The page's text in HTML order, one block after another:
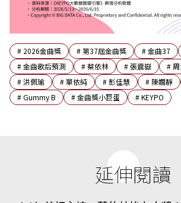
# 2026金曲獎 #第37屆金曲獎 #金曲37
#金曲歌后預測 #蔡依林 #張震嶽 #
#洪佩瑜 #單依純 #彭佳慧 # 陳嫺靜
#Gummy B #金曲獎小巨蛋 #KEYPO
延伸閱讀